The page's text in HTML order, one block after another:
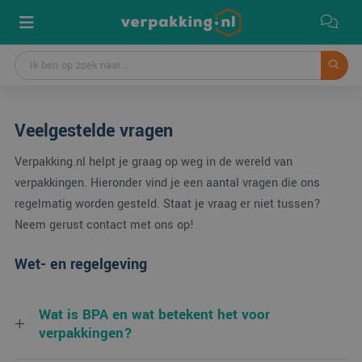
Veelgestelde vragen
Verpakking.nl helpt je graag op weg in de wereld van
verpakkingen. Hieronder vind je een aantal vragen die ons
regelmatig worden gesteld. Staat je vraag er niet tussen?
Neem gerust contact met ons op!
Wet- en regelgeving
Wat is BPA en wat betekent het voor
verpakkingen?